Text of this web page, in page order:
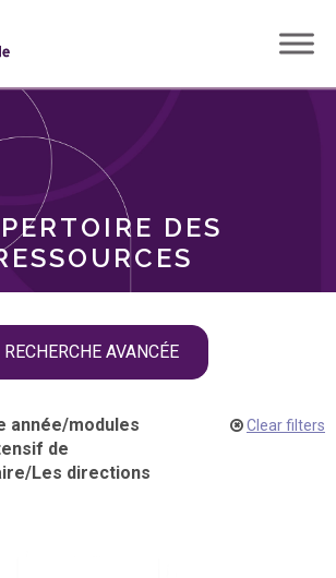
DES
RECHERCHE AVANCÉE
année/modules
de
/Les directions
Clear filters